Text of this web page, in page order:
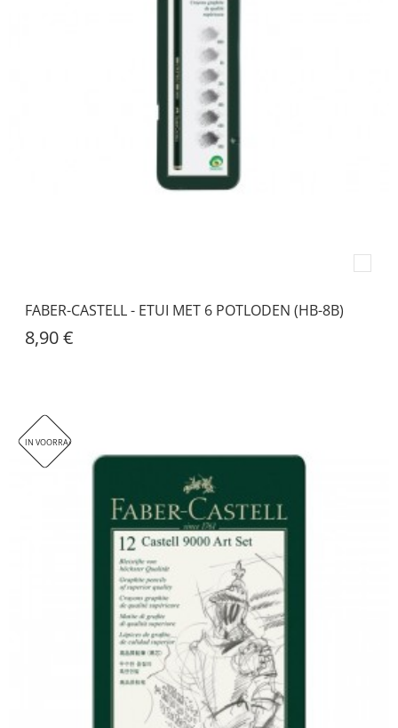
FABER-CASTELL - ETUI MET 6 POTLODEN (HB-8B)
8,90 €
IN VOORRAAD